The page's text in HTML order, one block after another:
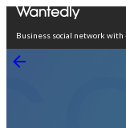
Business social network